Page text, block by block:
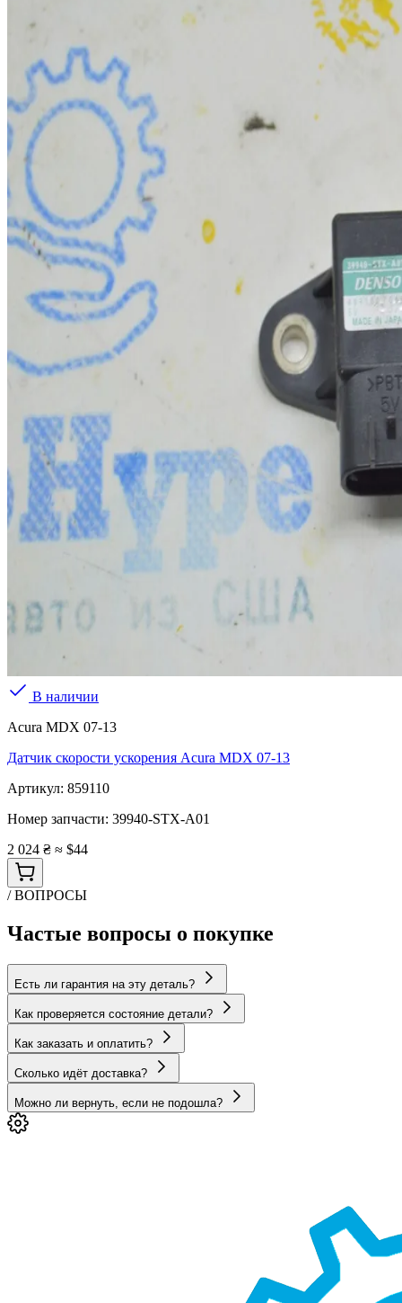
В наличии
Acura MDX 07-13
Датчик скорости ускорения Acura MDX 07-13
Артикул: 859110
Номер запчасти: 39940-STX-A01
2 024 ₴ ≈ $44
/ ВОПРОСЫ
Частые вопросы о покупке
Есть ли гарантия на эту деталь?
Как проверяется состояние детали?
Как заказать и оплатить?
Сколько идёт доставка?
Можно ли вернуть, если не подошла?